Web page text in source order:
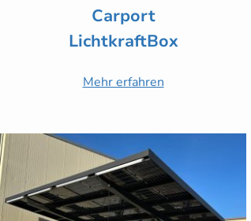
Carport
LichtkraftBox
Mehr erfahren